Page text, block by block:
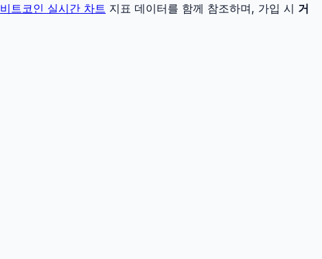
비트코인 실시간 차트 지표 데이터를 함께 참조하며, 가입 시 거